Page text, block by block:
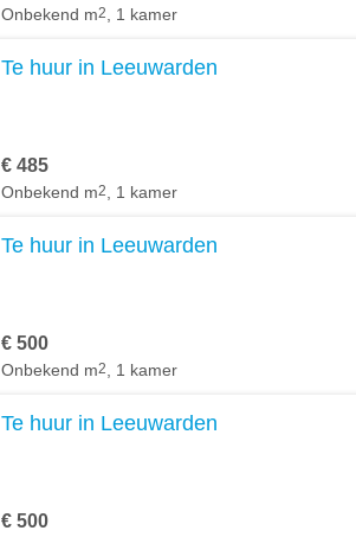
Onbekend m2 , 1 kamer
Te huur in Leeuwarden
€ 485
Onbekend m2 , 1 kamer
Te huur in Leeuwarden
€ 500
Onbekend m2 , 1 kamer
Te huur in Leeuwarden
€ 500